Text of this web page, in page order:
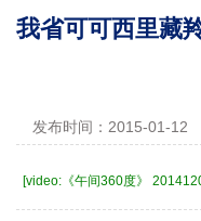
我省可可西里藏
发布时间：2015-01-12
[video:《午间360度》